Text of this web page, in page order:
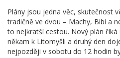
Plány jsou jedna věc, skutečnost
tradičně ve dvou – Machy, Bibi a
to nejkratší cestou. Nový plán říká
někam k Litomyšli a druhý den
nejpozději v sobotu do 12 hodin